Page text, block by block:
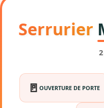
Serrurier
🚪 OUVERTURE DE PORTE